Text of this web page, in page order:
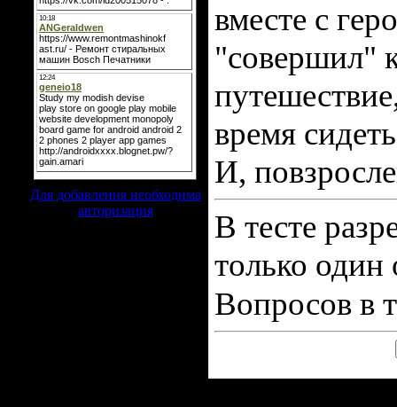
Для добавления необходима
авторизация
вместе с
"совершил"
время
И,
В тесте
только один
Вопросов в